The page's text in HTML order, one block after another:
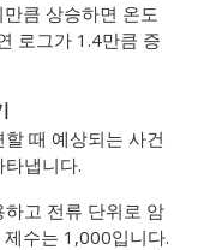
큼 상승하면 온도
로그가 1.4만큼 증
때 예상되는 사건
냅니다.
고 전류 단위로 암
수는 1,000입니다.